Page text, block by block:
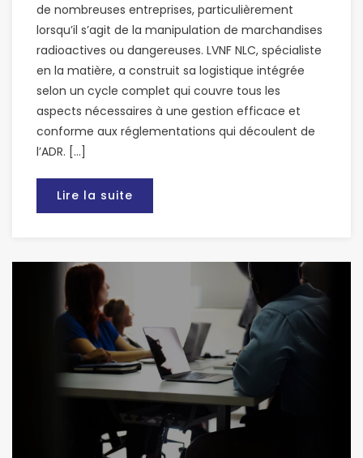
de nombreuses entreprises, particulièrement
lorsqu’il s’agit de la manipulation de marchandises
radioactives ou dangereuses. LVNF NLC, spécialiste
en la matière, a construit sa logistique intégrée
selon un cycle complet qui couvre tous les
aspects nécessaires à une gestion efficace et
conforme aux réglementations qui découlent de
l’ADR. […]
Lire la suite